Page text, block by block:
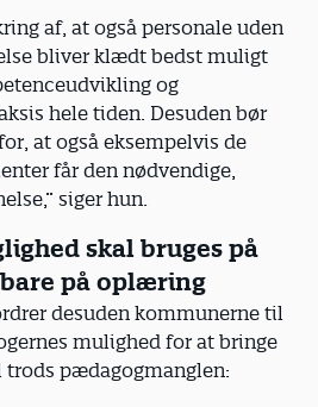
af, at også personale uden
bliver klædt bedst muligt
og
hele tiden. Desuden bør
at også eksempelvis de
får den nødvendige,
siger hun.
skal bruges på
på oplæring
desuden kommunerne til
mulighed for at bringe
trods pædagogmanglen: